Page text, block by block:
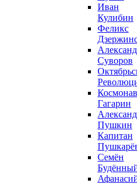
Иван
Кулибин
Феликс
Суворов
Гагарин
Пушкин
Капитан
Семён